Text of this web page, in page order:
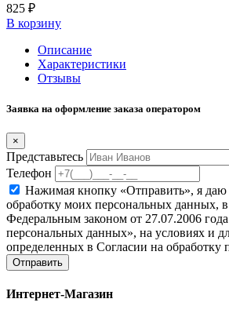
825 ₽
В корзину
Описание
Характеристики
Отзывы
Заявка на оформление заказа оператором
×
Представьтесь
Телефон
Нажимая кнопку «Отправить», я даю
обработку моих персональных данных, в
Федеральным законом от 27.07.2006
персональных данных», на условиях и
определенных в Согласии на обработку
Отправить
Интернет-Магазин